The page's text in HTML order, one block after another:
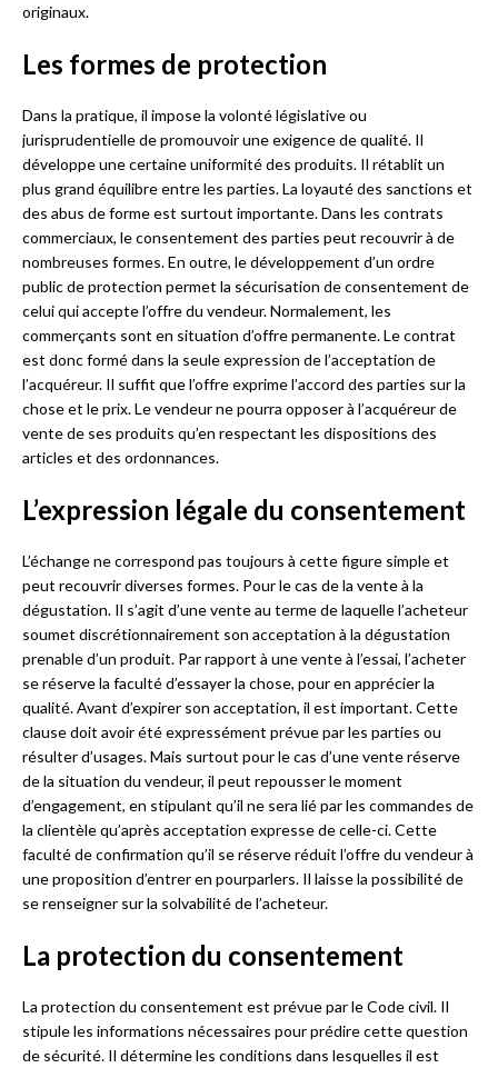
originaux.
Les formes de protection
Dans la pratique, il impose la volonté législative ou
jurisprudentielle de promouvoir une exigence de qualité. Il
développe une certaine uniformité des produits. Il rétablit un
plus grand équilibre entre les parties. La loyauté des sanctions et
des abus de forme est surtout importante. Dans les contrats
commerciaux, le consentement des parties peut recouvrir à de
nombreuses formes. En outre, le développement d’un ordre
public de protection permet la sécurisation de consentement de
celui qui accepte l’offre du vendeur. Normalement, les
commerçants sont en situation d’offre permanente. Le contrat
est donc formé dans la seule expression de l’acceptation de
l’acquéreur. Il suffit que l’offre exprime l’accord des parties sur la
chose et le prix. Le vendeur ne pourra opposer à l’acquéreur de
vente de ses produits qu’en respectant les dispositions des
articles et des ordonnances.
L’expression légale du consentement
L’échange ne correspond pas toujours à cette figure simple et
peut recouvrir diverses formes. Pour le cas de la vente à la
dégustation. Il s’agit d’une vente au terme de laquelle l’acheteur
soumet discrétionnairement son acceptation à la dégustation
prenable d’un produit. Par rapport à une vente à l’essai, l’acheter
se réserve la faculté d’essayer la chose, pour en apprécier la
qualité. Avant d’expirer son acceptation, il est important. Cette
clause doit avoir été expressément prévue par les parties ou
résulter d’usages. Mais surtout pour le cas d’une vente réserve
de la situation du vendeur, il peut repousser le moment
d’engagement, en stipulant qu’il ne sera lié par les commandes de
la clientèle qu’après acceptation expresse de celle-ci. Cette
faculté de confirmation qu’il se réserve réduit l’offre du vendeur à
une proposition d’entrer en pourparlers. Il laisse la possibilité de
se renseigner sur la solvabilité de l’acheteur.
La protection du consentement
La protection du consentement est prévue par le Code civil. Il
stipule les informations nécessaires pour prédire cette question
de sécurité. Il détermine les conditions dans lesquelles il est